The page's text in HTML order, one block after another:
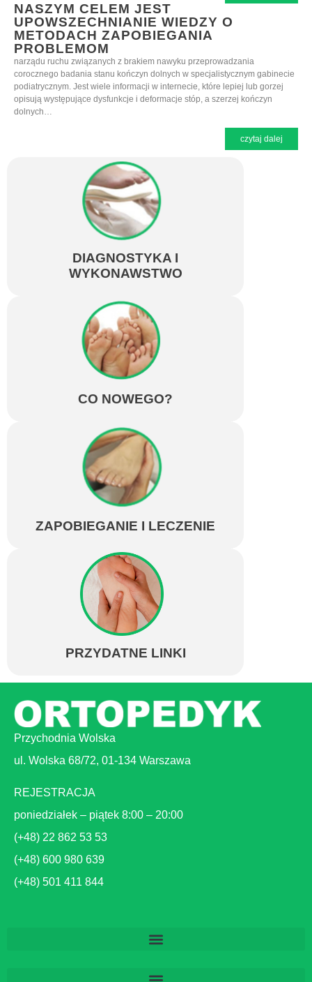
NASZYM CELEM JEST
UPOWSZECHNIANIE WIEDZY O
METODACH ZAPOBIEGANIA
PROBLEMOM
narządu ruchu związanych z brakiem nawyku przeprowadzania
corocznego badania stanu kończyn dolnych w specjalistycznym gabinecie
podiatrycznym. Jest wiele informacji w internecie, które lepiej lub gorzej
opisują występujące dysfunkcje i deformacje stóp, a szerzej kończyn
dolnych…
czytaj dalej
DIAGNOSTYKA I
WYKONAWSTWO
CO NOWEGO?
ZAPOBIEGANIE I LECZENIE
PRZYDATNE LINKI
Przychodnia Wolska
ul. Wolska 68/72, 01-134 Warszawa
REJESTRACJA
poniedziałek – piątek 8:00 – 20:00
(+48) 22 862 53 53
(+48) 600 980 639
(+48) 501 411 844